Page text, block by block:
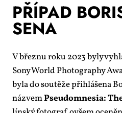
PŘÍ­PAD
SE­NA
V břez­nu roku 2023 by­ly
So­ny World Pho­to­gra­phy
by­la do sou­tě­že při­hlá­še­na
ná­zvemPseu­do­mne­sia: